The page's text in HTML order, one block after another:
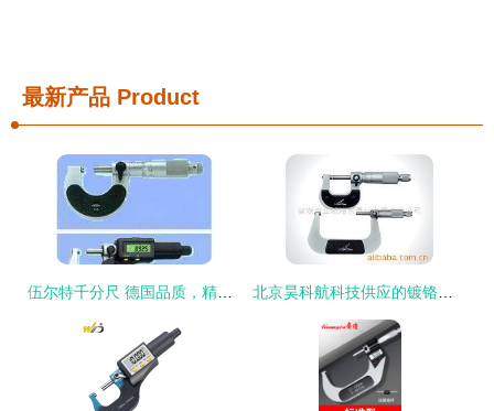
最新产品 Product